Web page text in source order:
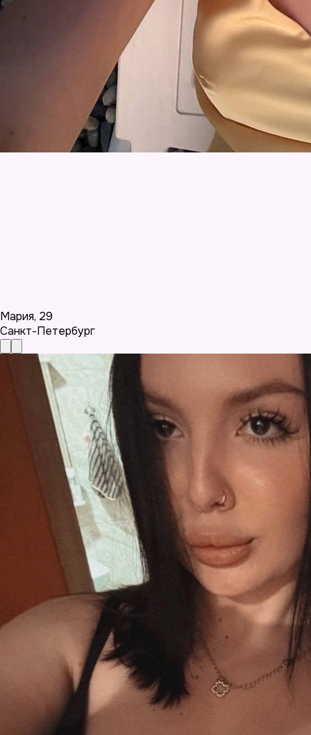
Мария, 29
Санкт-Петербург